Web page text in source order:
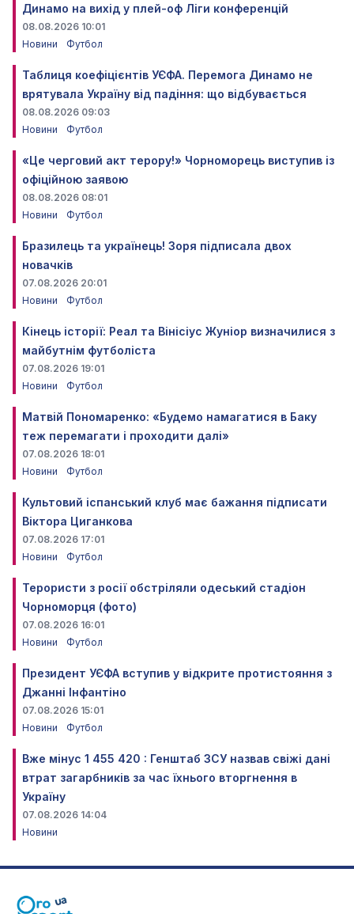
Динамо на вихід у плей-оф Ліги конференцій
08.08.2026 10:01
Новини
Футбол
Таблиця коефіцієнтів УЄФА. Перемога Динамо не
врятувала Україну від падіння: що відбувається
08.08.2026 09:03
Новини
Футбол
«Це черговий акт терору!» Чорноморець виступив із
офіційною заявою
08.08.2026 08:01
Новини
Футбол
Бразилець та українець! Зоря підписала двох
новачків
07.08.2026 20:01
Новини
Футбол
Кінець історії: Реал та Вінісіус Жуніор визначилися з
майбутнім футболіста
07.08.2026 19:01
Новини
Футбол
Матвій Пономаренко: «Будемо намагатися в Баку
теж перемагати і проходити далі»
07.08.2026 18:01
Новини
Футбол
Культовий іспанський клуб має бажання підписати
Віктора Циганкова
07.08.2026 17:01
Новини
Футбол
Терористи з росії обстріляли одеський стадіон
Чорноморця (фото)
07.08.2026 16:01
Новини
Футбол
Президент УЄФА вступив у відкрите протистояння з
Джанні Інфантіно
07.08.2026 15:01
Новини
Футбол
Вже мінус 1 455 420 : Генштаб ЗСУ назвав свіжі дані
втрат загарбників за час їхнього вторгнення в
Україну
07.08.2026 14:04
Новини